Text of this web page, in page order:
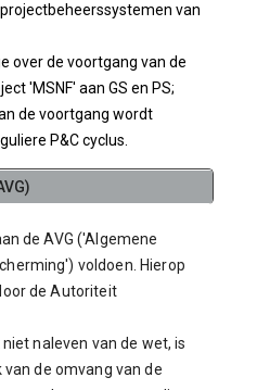
van
over de voortgang van de
'MSNF' aan GS en PS;
de voortgang wordt
P&C cyclus.
de AVG ('Algemene
voldoen. Hierop
de Autoriteit
naleven van de wet, is
de omvang van de